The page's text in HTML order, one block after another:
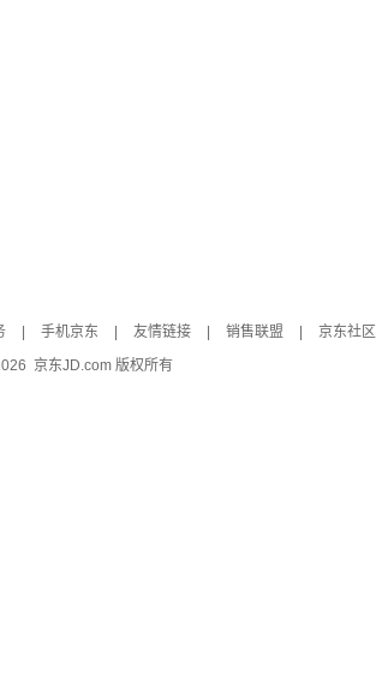
手机京东 友情链接 销售联盟 京东社区
京东JD.com 版权所有